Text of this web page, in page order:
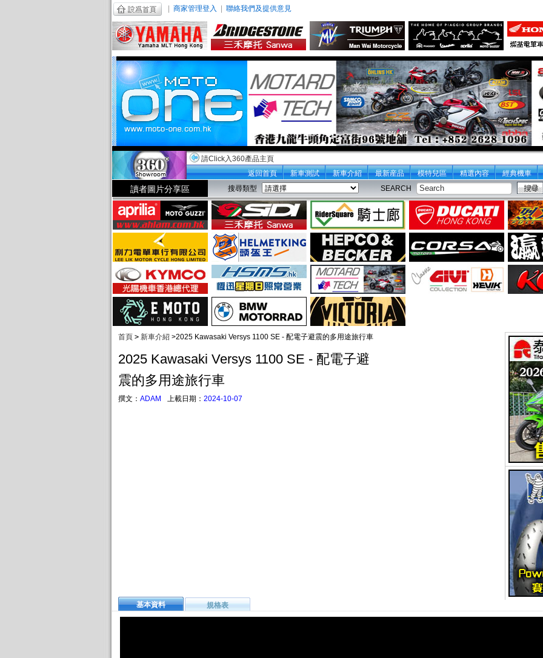
商家管理登入 聯絡我們及提供意見
請Click入360產品主頁
返回首頁
新車測試 新車介紹 最新産品 模特兒區 精選內容 經典機車
讀者圖片分享區 搜尋類型 SEARCH
首頁 > 新車介紹 >2025 Kawasaki Versys 1100 SE - 配電子避震的多用途旅行車
2025 Kawasaki Versys 1100 SE - 配電子避
震的多用途旅行車
撰文： ADAM 上載日期： 2024-10-07
基本資料 規格表